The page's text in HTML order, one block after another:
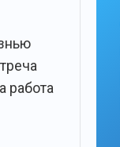
работа